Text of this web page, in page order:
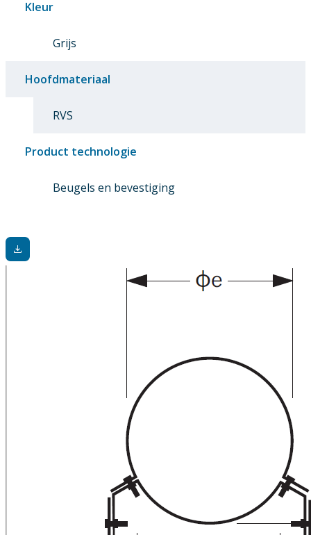
Kleur
Grijs
Hoofdmateriaal
RVS
Product technologie
Beugels en bevestiging